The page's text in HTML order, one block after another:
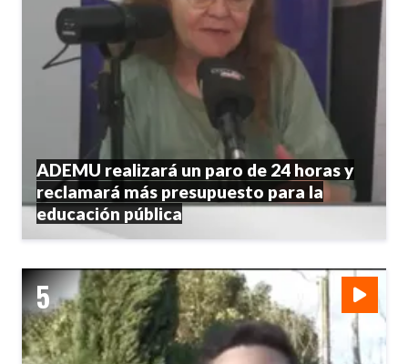
ADEMU realizará un paro de 24 horas y
reclamará más presupuesto para la
educación pública